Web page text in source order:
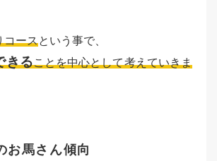
コースという事で、
きることを中心として考えていきま
お馬さん傾向